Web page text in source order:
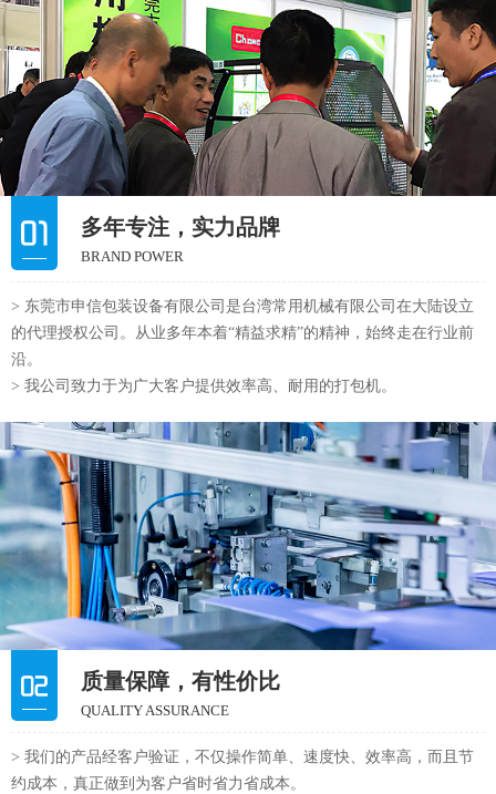
多年专注，实力品牌
BRAND POWER
> 东莞市申信包装设备有限公司是台湾常用机械有限公司在大陆设立
的代理授权公司。从业多年本着“精益求精”的精神，始终走在行业前
沿。
> 我公司致力于为广大客户提供效率高、耐用的打包机。
质量保障，有性价比
QUALITY ASSURANCE
> 我们的产品经客户验证，不仅操作简单、速度快、效率高，而且节
约成本，真正做到为客户省时省力省成本。